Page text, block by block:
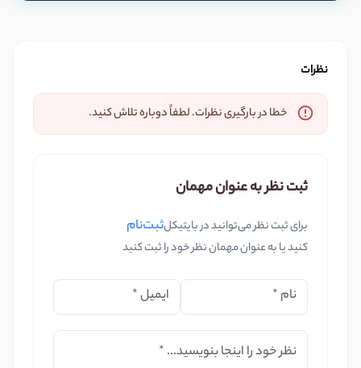
نظرات
خطا در بارگیری نظرات. لطفاً دوباره تلاش کنید.
ثبت نظر به عنوان مهمان
برای ثبت نظر می‌توانید در بایتیکلثبت‌نام
کنید یا به عنوان مهمان نظر خود را ثبت کنید
نام * ایمیل*
نظر خود را اینجا بنویسید... *